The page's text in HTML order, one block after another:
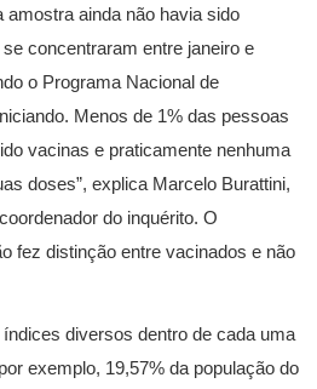
amostra ainda não havia sido
concentraram entre janeiro e
o Programa Nacional de
Menos de 1% das pessoas
vacinas e praticamente nenhuma
doses”, explica Marcelo Burattini,
do inquérito. O
fez distinção entre vacinados e não
diversos dentro de cada uma
exemplo, 19,57% da população do